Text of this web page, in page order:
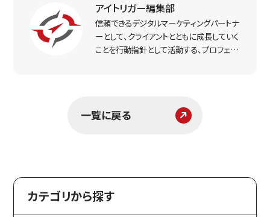
アイトリガー編集部
信頼できるデジタルマーケティングパートナ
ーとして、クライアントとともに成長していく
ことを行動指針として活動する、プロフェッ
一覧に戻る
カテゴリから探す